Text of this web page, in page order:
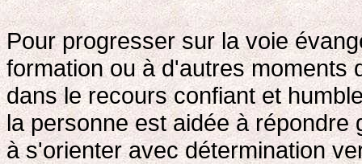
Pour progresser sur la voie
formation ou à d'autres moments
dans le recours confiant et
la personne est aidée à
à s'orienter avec détermination